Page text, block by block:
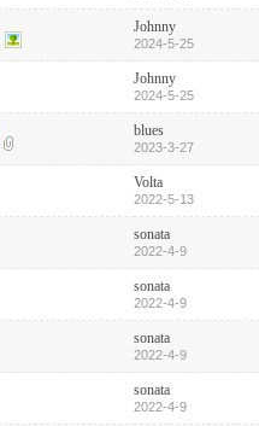
Johnny
2024-5-25
Johnny
2024-5-25
blues
2023-3-27
Volta
2022-5-13
sonata
2022-4-9
sonata
2022-4-9
sonata
2022-4-9
sonata
2022-4-9